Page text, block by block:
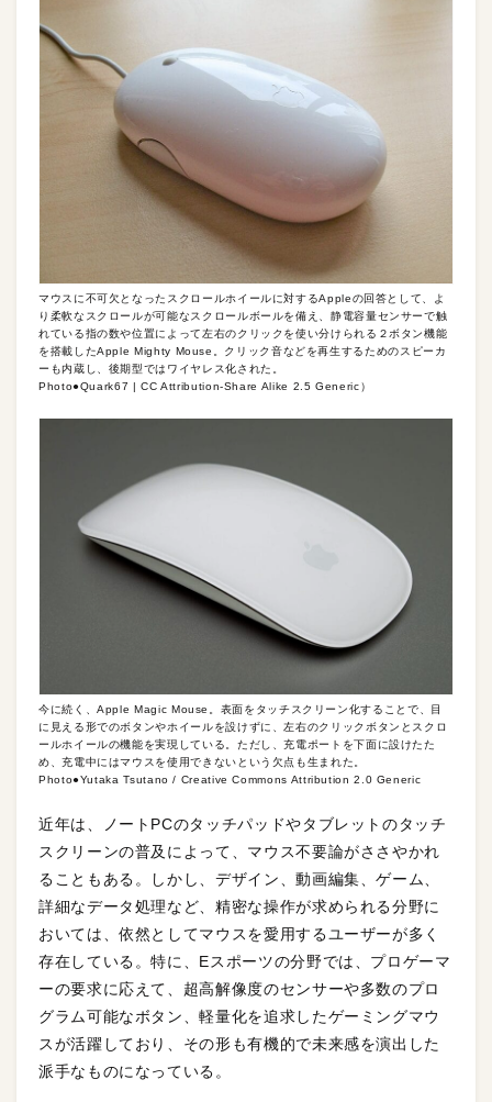
マウスに不可欠となったスクロールホイールに対するAppleの回答として、よ
り柔軟なスクロールが可能なスクロールボールを備え、静電容量センサーで触
れている指の数や位置によって左右のクリックを使い分けられる２ボタン機能
を搭載したApple Mighty Mouse。クリック音などを再生するためのスピーカ
ーも内蔵し、後期型ではワイヤレス化された。
Photo●Quark67 | CC Attribution-Share Alike 2.5 Generic）
今に続く、Apple Magic Mouse。表面をタッチスクリーン化することで、目
に見える形でのボタンやホイールを設けずに、左右のクリックボタンとスクロ
ールホイールの機能を実現している。ただし、充電ポートを下面に設けたた
め、充電中にはマウスを使用できないという欠点も生まれた。
Photo●Yutaka Tsutano / Creative Commons Attribution 2.0 Generic
近年は、ノートPCのタッチパッドやタブレットのタッチ
スクリーンの普及によって、マウス不要論がささやかれ
ることもある。しかし、デザイン、動画編集、ゲーム、
詳細なデータ処理など、精密な操作が求められる分野に
おいては、依然としてマウスを愛用するユーザーが多く
存在している。特に、Eスポーツの分野では、プロゲーマ
ーの要求に応えて、超高解像度のセンサーや多数のプロ
グラム可能なボタン、軽量化を追求したゲーミングマウ
スが活躍しており、その形も有機的で未来感を演出した
派手なものになっている。